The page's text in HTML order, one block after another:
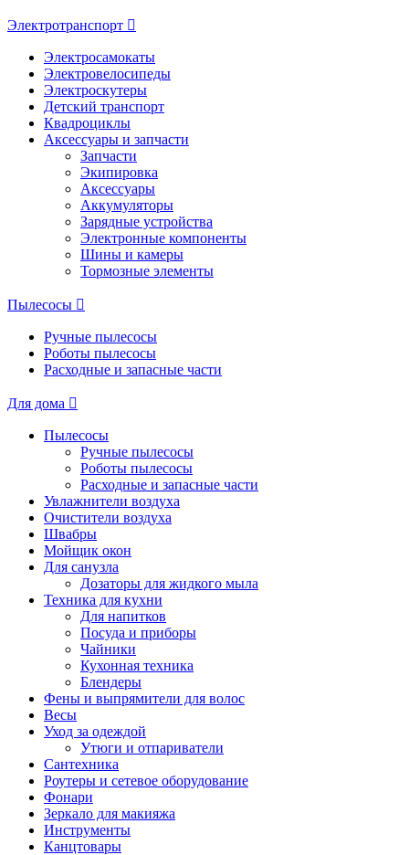
Электротранспорт
Электросамокаты
Электровелосипеды
Электроскутеры
Детский транспорт
Квадроциклы
Аксессуары и запчасти
Запчасти
Экипировка
Аксессуары
Аккумуляторы
Зарядные устройства
Электронные компоненты
Шины и камеры
Тормозные элементы
Пылесосы
Ручные пылесосы
Роботы пылесосы
Расходные и запасные части
Для дома
Пылесосы
Ручные пылесосы
Роботы пылесосы
Расходные и запасные части
Увлажнители воздуха
Очистители воздуха
Швабры
Мойщик окон
Для санузла
Дозаторы для жидкого мыла
Техника для кухни
Для напитков
Посуда и приборы
Чайники
Кухонная техника
Блендеры
Фены и выпрямители для волос
Весы
Уход за одеждой
Утюги и отпариватели
Сантехника
Роутеры и сетевое оборудование
Фонари
Зеркало для макияжа
Инструменты
Канцтовары